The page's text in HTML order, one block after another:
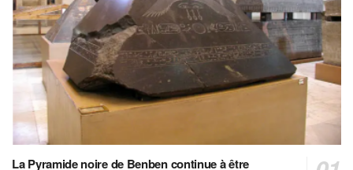
La Pyramide noire de Benben continue à être